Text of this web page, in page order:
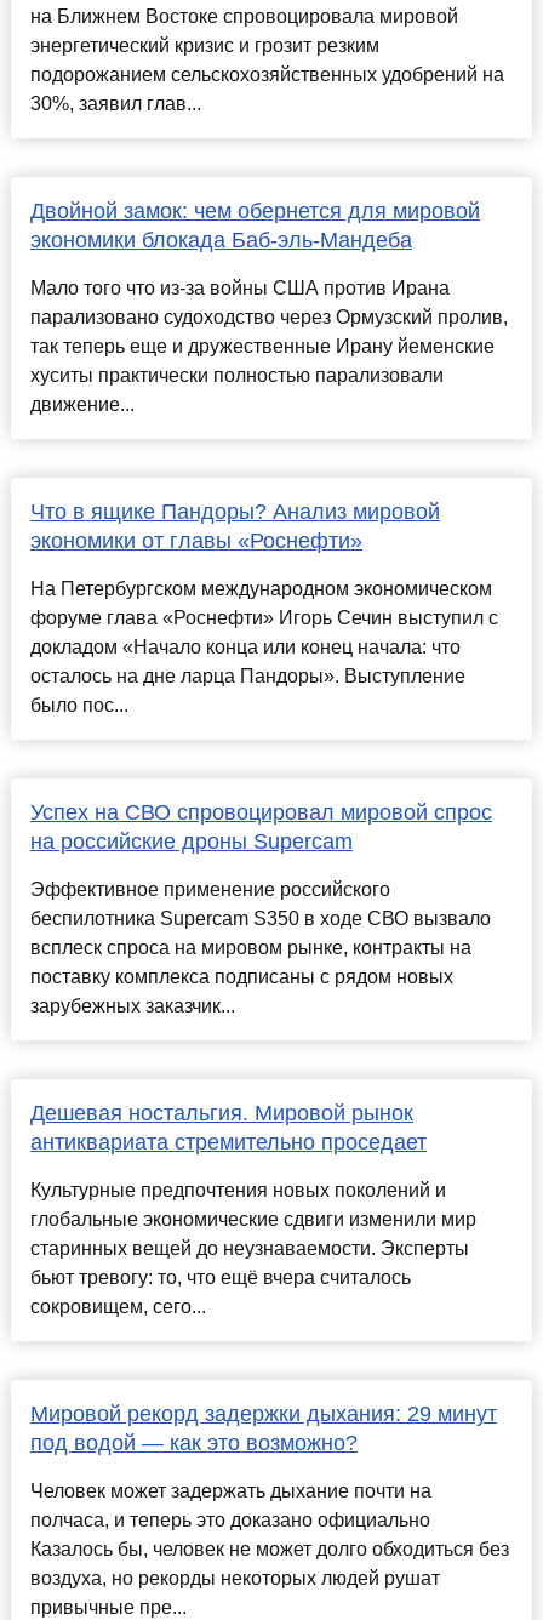
на Ближнем Востоке спровоцировала мировой
энергетический кризис и грозит резким
подорожанием сельскохозяйственных удобрений на
30%, заявил глав...
Двойной замок: чем обернется для мировой
экономики блокада Баб-эль-Мандеба
Мало того что из-за войны США против Ирана
парализовано судоходство через Ормузский пролив,
так теперь еще и дружественные Ирану йеменские
хуситы практически полностью парализовали
движение...
Что в ящике Пандоры? Анализ мировой
экономики от главы «Роснефти»
На Петербургском международном экономическом
форуме глава «Роснефти» Игорь Сечин выступил с
докладом «Начало конца или конец начала: что
осталось на дне ларца Пандоры». Выступление
было пос...
Успех на СВО спровоцировал мировой спрос
на российские дроны Supercam
Эффективное применение российского
беспилотника Supercam S350 в ходе СВО вызвало
всплеск спроса на мировом рынке, контракты на
поставку комплекса подписаны с рядом новых
зарубежных заказчик...
Дешевая ностальгия. Мировой рынок
антиквариата стремительно проседает
Культурные предпочтения новых поколений и
глобальные экономические сдвиги изменили мир
старинных вещей до неузнаваемости. Эксперты
бьют тревогу: то, что ещё вчера считалось
сокровищем, сего...
Мировой рекорд задержки дыхания: 29 минут
под водой — как это возможно?
Человек может задержать дыхание почти на
полчаса, и теперь это доказано официально
Казалось бы, человек не может долго обходиться без
воздуха, но рекорды некоторых людей рушат
привычные пре...